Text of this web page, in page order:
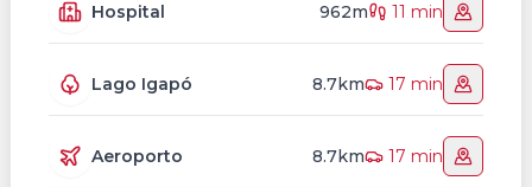
Hospital 962m 11 min
Lago Igapó 8.7km 17 min
Aeroporto 8.7km 17 min